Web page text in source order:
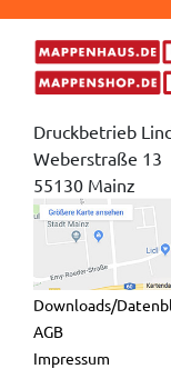
Druckbetrieb
Weberstraße 13
55130 Mainz
Downloads/
AGB
Impressum